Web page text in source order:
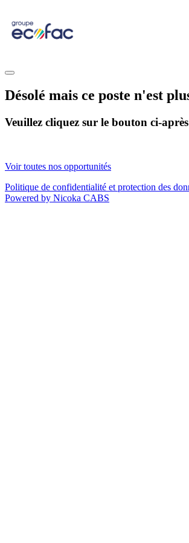
Désolé mais ce poste n'est
Veuillez cliquez sur le bouton ci-
Voir toutes nos opportunités
Politique de confidentialité et protection des
Powered by Nicoka CABS